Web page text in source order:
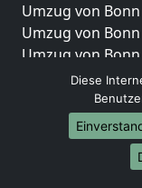
Umzug von
Umzug von
Umzug von
Umzug von
Umzug von
Umzug von
Diese